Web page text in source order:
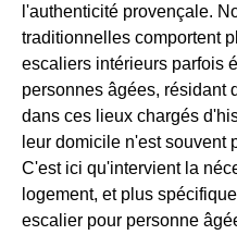
l'authenticité provençale.
traditionnelles comportent
escaliers intérieurs parfois
personnes âgées, résidant
dans ces lieux chargés
leur domicile n'est souvent
C'est ici qu'intervient la
logement, et plus
escalier pour personne